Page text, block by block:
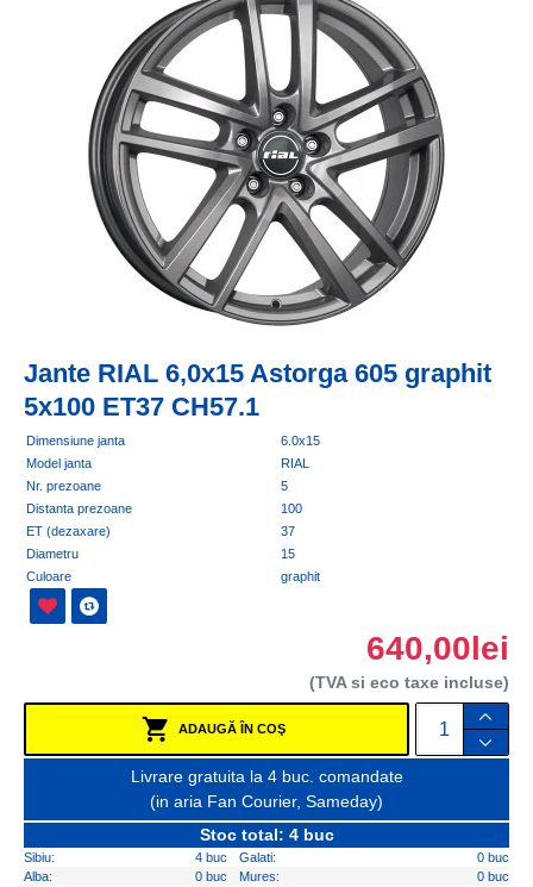
Jante RIAL 6,0x15 Astorga 605 graphit
5x100 ET37 CH57.1
Dimensiune janta
6.0x15
Model janta
RIAL
Nr. prezoane
5
Distanta prezoane
100
ET (dezaxare)
37
Diametru
15
Culoare
graphit
640,00lei
(TVA si eco taxe incluse)
ADAUGĂ ÎN COŞ
Livrare gratuita la 4 buc. comandate
(in aria Fan Courier, Sameday)
Stoc total: 4 buc
Sibiu: 4 buc Galati:
0 buc
Alba:
0 buc Mures:
0 buc